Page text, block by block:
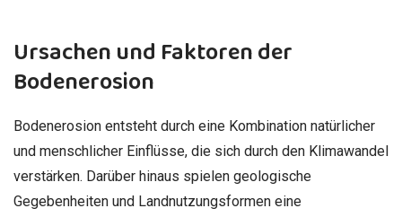
Ursachen und Faktoren der
Bodenerosion
Bodenerosion entsteht durch eine Kombination natürlicher
und menschlicher Einflüsse, die sich durch den Klimawandel
verstärken. Darüber hinaus spielen geologische
Gegebenheiten und Landnutzungsformen eine